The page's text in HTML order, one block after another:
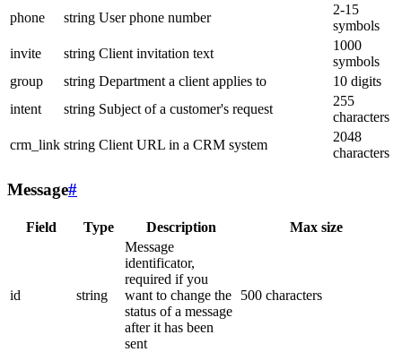
phone
string User phone number
2-15
symbols
invite
string Client invitation text
1000
symbols
group
string Department a client applies to
10 digits
intent
string Subject of a customer's request
255
characters
crm_link string Client URL in a CRM system
2048
characters
Message#
Field Type Description Max size
id string
Message
identificator,
required if you
want to change the
status of a message
after it has been
sent
500 characters